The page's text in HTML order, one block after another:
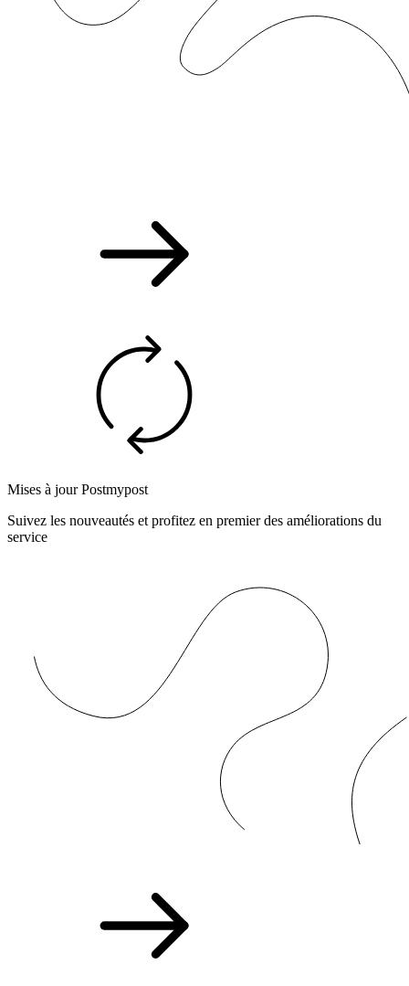
Mises à jour Postmypost
Suivez les nouveautés et profitez en premier des améliorations du
service